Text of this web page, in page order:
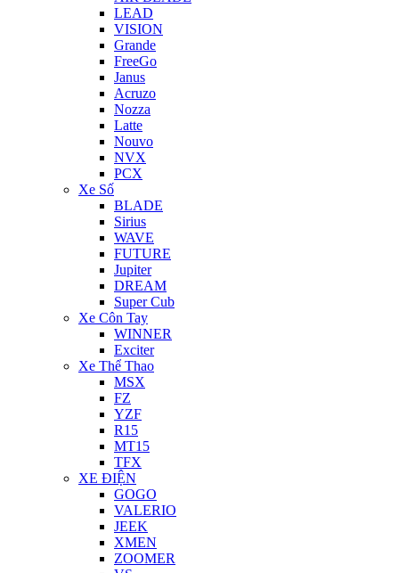
LEAD
VISION
Grande
FreeGo
Janus
Acruzo
Nozza
Latte
Nouvo
NVX
PCX
Xe Số
BLADE
Sirius
WAVE
FUTURE
Jupiter
DREAM
Super Cub
Xe Côn Tay
WINNER
Exciter
Xe Thể Thao
MSX
FZ
YZF
R15
MT15
TFX
XE ĐIỆN
GOGO
VALERIO
JEEK
XMEN
ZOOMER